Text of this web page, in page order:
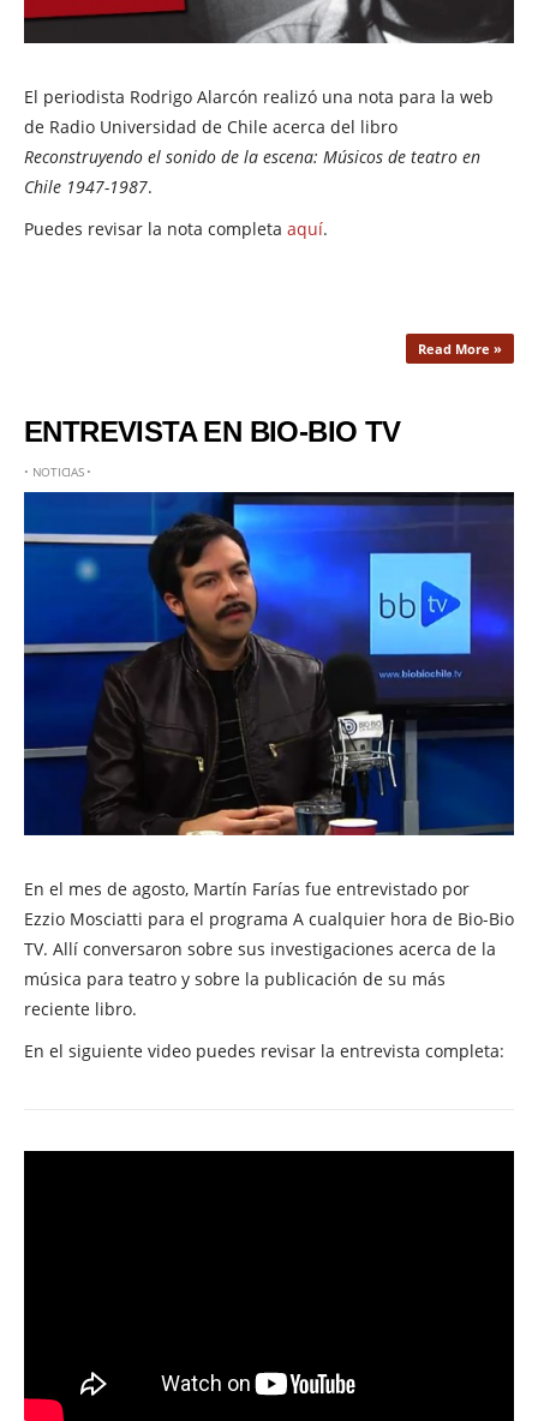
El periodista Rodrigo Alarcón realizó una nota para la web
de Radio Universidad de Chile acerca del libro
Reconstruyendo el sonido de la escena: Músicos de teatro en
Chile 1947-1987.
Puedes revisar la nota completa aquí.
Read More »
ENTREVISTA EN BIO-BIO TV
• NOTICIAS•
En el mes de agosto, Martín Farías fue entrevistado por
Ezzio Mosciatti para el programa A cualquier hora de Bio-Bio
TV. Allí conversaron sobre sus investigaciones acerca de la
música para teatro y sobre la publicación de su más
reciente libro.
En el siguiente video puedes revisar la entrevista completa: